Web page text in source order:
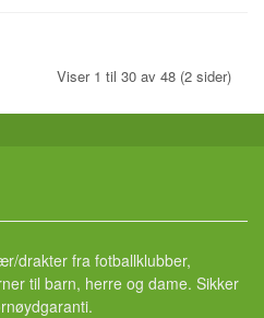
Viser 1 til 30 av 48 (2 sider)
drakter fra fotballklubber,
til barn, herre og dame. Sikker